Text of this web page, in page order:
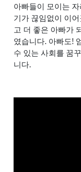
아빠들이 모이는
기가 끊임없이 이
고 더 좋은 아빠가
였습니다. 아빠도!
수 있는 사회를 꿈
니다.